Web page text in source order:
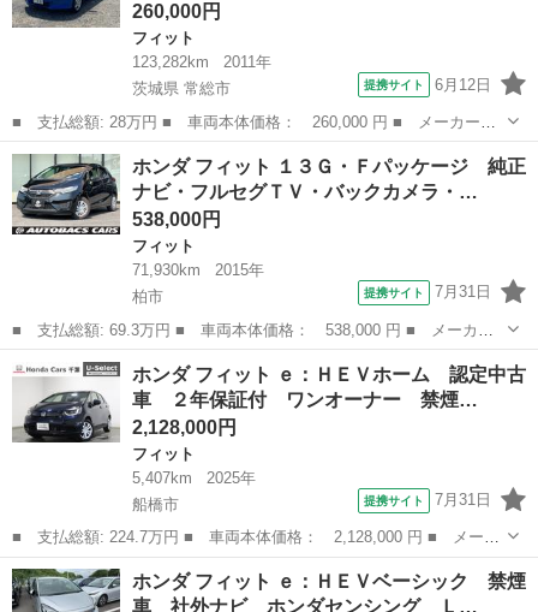
260,000円
フィット
123,282km
2011年
茨城県 常総市
提携サイト 6月12日
■ 支払総額: 28万円 ■ 車両本体価格： 260,000 円 ■ メーカー
名： ホンダ ■ 車種名： フィット ■ グレード名： Ｇスマート
セレクション ■ 排気量： 1300cc ■ ドア枚数： 5D ■ ミッショ
ン...
茨城 常総市 フィット
ホンダ フィット １３Ｇ・Ｆパッケージ 純正
ナビ・フルセグＴＶ・バックカメラ・…
538,000円
フィット
71,930km
2015年
柏市
提携サイト 7月31日
■ 支払総額: 69.3万円 ■ 車両本体価格： 538,000 円 ■ メーカー
名： ホンダ ■ 車種名： フィット ■ グレード名： １３Ｇ・Ｆ
パッケージ 純正ナビ・フルセグＴＶ・バックカメラ・Ｂｌｕｅｔｏ
ｏｔｈ・ＥＴ...
柏市 フィット
ホンダ フィット ｅ：ＨＥＶホーム 認定中古
車 ２年保証付 ワンオーナー 禁煙…
2,128,000円
フィット
5,407km
2025年
船橋市
提携サイト 7月31日
■ 支払総額: 224.7万円 ■ 車両本体価格： 2,128,000 円 ■ メーカ
ー名： ホンダ ■ 車種名： フィット ■ グレード名： ｅ：ＨＥ
Ｖホーム 認定中古車 ２年保証付 ワンオーナー 禁煙車 ナビ
千葉 船橋市 フィット
ホンダ フィット ｅ：ＨＥＶベーシック 禁煙
車 社外ナビ ホンダセンシング Ｌ…